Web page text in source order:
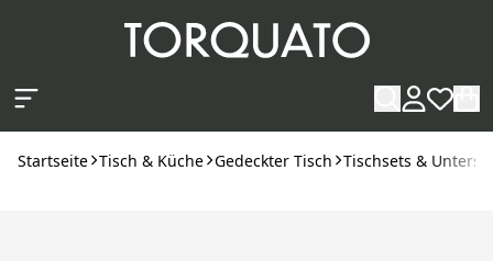
Startseite Tisch & Küche Gedeckter Tisch Tischsets &